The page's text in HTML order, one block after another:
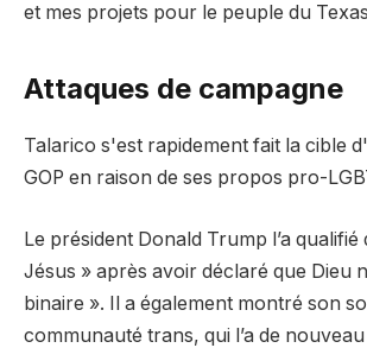
et mes projets pour le peuple du
Attaques de campagne
Talarico s'est rapidement fait la cible
GOP en raison de ses propos pro-
Le président Donald Trump l’a qualifié
Jésus » après avoir déclaré que Dieu
binaire ». Il a également montré son
communauté trans, qui l’a de